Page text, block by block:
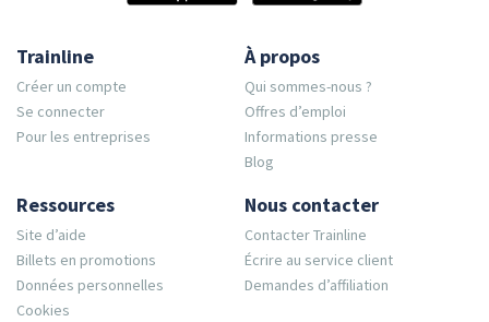
Trainline
Créer un compte
Se connecter
Pour les entreprises
À propos
Qui sommes-nous ?
Offres d’emploi
Informations presse
Blog
Ressources
Site d’aide
Billets en promotions
Données personnelles
Cookies
Nous contacter
Contacter Trainline
Écrire au service client
Demandes d’affiliation